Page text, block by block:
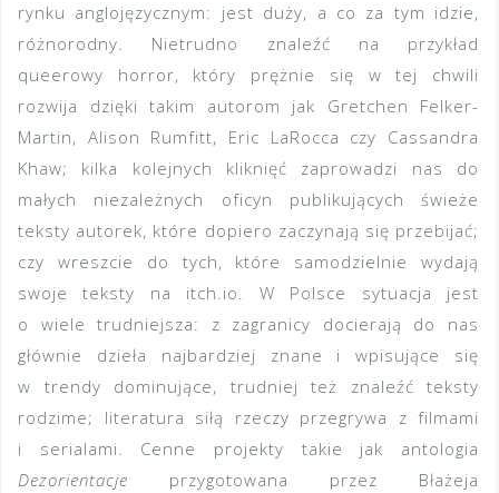
rynku anglojęzycznym: jest duży, a co za tym idzie,
różnorodny. Nietrudno znaleźć na przykład
queerowy horror, który prężnie się w tej chwili
rozwija dzięki takim autorom jak Gretchen Felker-
Martin, Alison Rumfitt, Eric LaRocca czy Cassandra
Khaw; kilka kolejnych kliknięć zaprowadzi nas do
małych niezależnych oficyn publikujących świeże
teksty autorek, które dopiero zaczynają się przebijać;
czy wreszcie do tych, które samodzielnie wydają
swoje teksty na itch.io. W Polsce sytuacja jest
o wiele trudniejsza: z zagranicy docierają do nas
głównie dzieła najbardziej znane i wpisujące się
w trendy dominujące, trudniej też znaleźć teksty
rodzime; literatura siłą rzeczy przegrywa z filmami
i serialami. Cenne projekty takie jak antologia
Dezorientacje przygotowana przez Błażeja